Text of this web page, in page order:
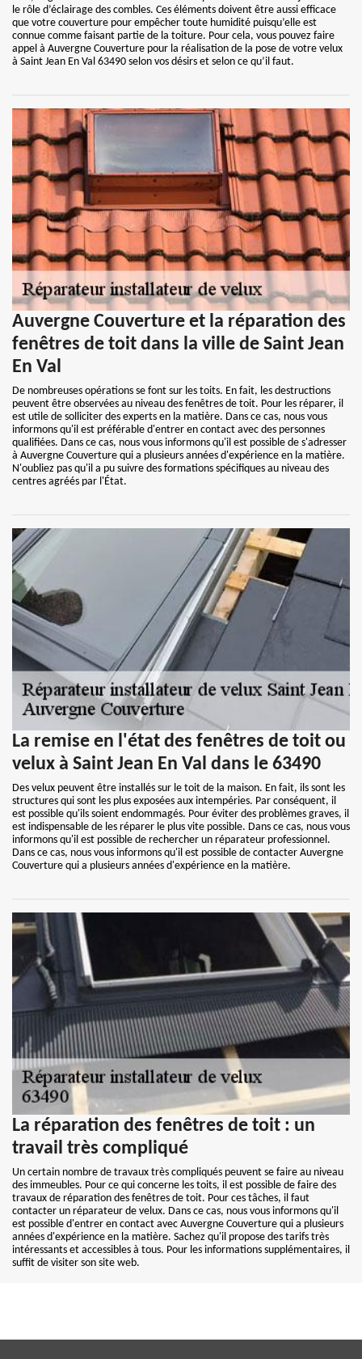
le rôle d’éclairage des combles. Ces éléments doivent être aussi efficace
que votre couverture pour empêcher toute humidité puisqu’elle est
connue comme faisant partie de la toiture. Pour cela, vous pouvez faire
appel à Auvergne Couverture pour la réalisation de la pose de votre velux
à Saint Jean En Val 63490 selon vos désirs et selon ce qu’il faut.
Auvergne Couverture et la réparation des
fenêtres de toit dans la ville de Saint Jean
En Val
De nombreuses opérations se font sur les toits. En fait, les destructions
peuvent être observées au niveau des fenêtres de toit. Pour les réparer, il
est utile de solliciter des experts en la matière. Dans ce cas, nous vous
informons qu'il est préférable d'entrer en contact avec des personnes
qualifiées. Dans ce cas, nous vous informons qu'il est possible de s'adresser
à Auvergne Couverture qui a plusieurs années d'expérience en la matière.
N'oubliez pas qu'il a pu suivre des formations spécifiques au niveau des
centres agréés par l'État.
La remise en l'état des fenêtres de toit ou
velux à Saint Jean En Val dans le 63490
Des velux peuvent être installés sur le toit de la maison. En fait, ils sont les
structures qui sont les plus exposées aux intempéries. Par conséquent, il
est possible qu'ils soient endommagés. Pour éviter des problèmes graves, il
est indispensable de les réparer le plus vite possible. Dans ce cas, nous vous
informons qu'il est possible de rechercher un réparateur professionnel.
Dans ce cas, nous vous informons qu'il est possible de contacter Auvergne
Couverture qui a plusieurs années d'expérience en la matière.
La réparation des fenêtres de toit : un
travail très compliqué
Un certain nombre de travaux très compliqués peuvent se faire au niveau
des immeubles. Pour ce qui concerne les toits, il est possible de faire des
travaux de réparation des fenêtres de toit. Pour ces tâches, il faut
contacter un réparateur de velux. Dans ce cas, nous vous informons qu'il
est possible d'entrer en contact avec Auvergne Couverture qui a plusieurs
années d'expérience en la matière. Sachez qu'il propose des tarifs très
intéressants et accessibles à tous. Pour les informations supplémentaires, il
suffit de visiter son site web.